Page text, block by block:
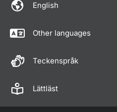
English
Other languages
Teckenspråk
Lättläst